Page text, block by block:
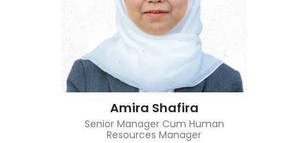
Amira Shafira
Senior Manager Cum Human
Resources Manager